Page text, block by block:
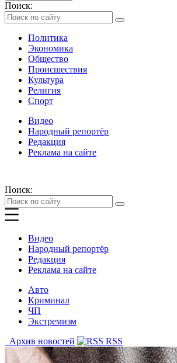
Поиск:
Политика
Экономика
Общество
Происшествия
Культура
Религия
Спорт
Видео
Народный репортёр
Редакция
Реклама на сайте
Поиск:
Видео
Народный репортёр
Редакция
Реклама на сайте
Авто
Криминал
ЧП
Экстремизм
Архив новостей
RSS